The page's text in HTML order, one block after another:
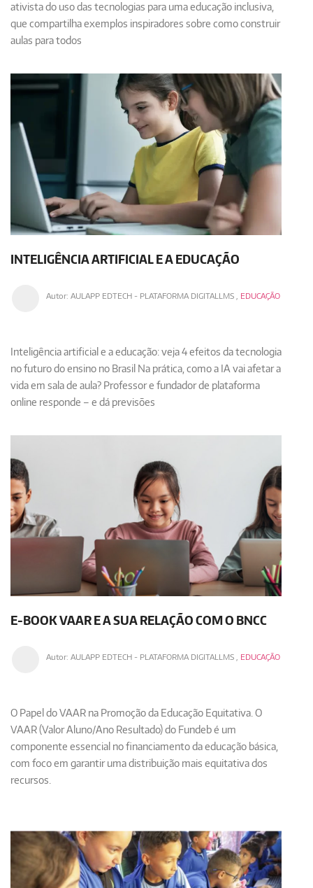
ativista do uso das tecnologias para uma educação inclusiva,
que compartilha exemplos inspiradores sobre como construir
aulas para todos
INTELIGÊNCIA ARTIFICIAL E A EDUCAÇÃO
Autor: AULAPP EDTECH - PLATAFORMA DIGITALLMS EDUCAÇÃO
Inteligência artificial e a educação: veja 4 efeitos da tecnologia
no futuro do ensino no Brasil Na prática, como a IA vai afetar a
vida em sala de aula? Professor e fundador de plataforma
online responde – e dá previsões
E-BOOK VAAR E A SUA RELAÇÃO COM O BNCC
Autor: AULAPP EDTECH - PLATAFORMA DIGITALLMS EDUCAÇÃO
O Papel do VAAR na Promoção da Educação Equitativa​​​​​​​. O
VAAR (Valor Aluno/Ano Resultado) do Fundeb é um
componente essencial no financiamento da educação básica,
com foco em garantir uma distribuição mais equitativa dos
recursos.